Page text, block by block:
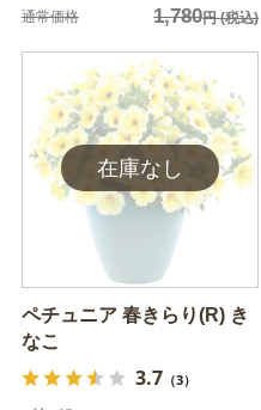
通常価格 1,780円(税込)
ペチュニア 春きらり(R) き
なこ
3.7（3）